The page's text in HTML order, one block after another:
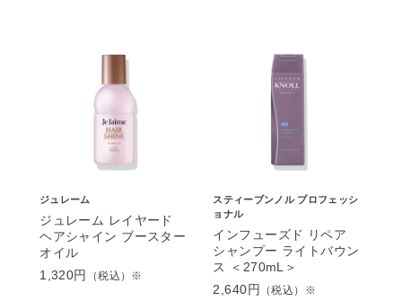
ジュレーム
ジュレーム レイヤード
ヘアシャイン ブースター
オイル
1,320円
（税込）※
スティーブンノル プロフェッシ
ョナル
インフューズド リペア
シャンプー ライトバウン
ス ＜270mL＞
2,640円
（税込）※